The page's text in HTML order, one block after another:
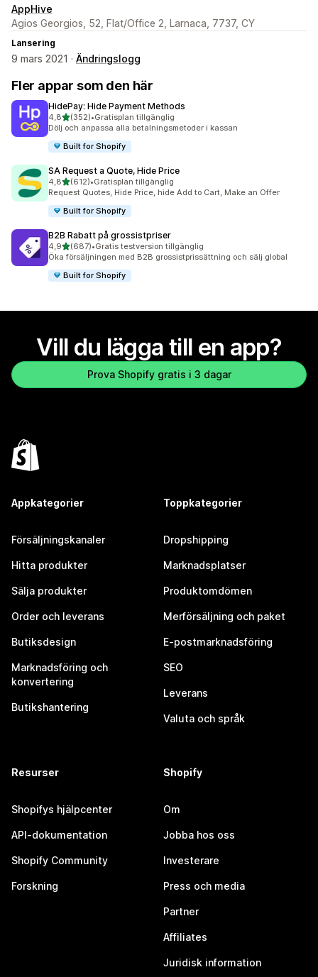
AppHive
Agios Georgios, 52, Flat/Office 2, Larnaca, 7737, CY
Lansering
9 mars 2021 · Ändringslogg
Fler appar som den här
HidePay: Hide Payment Methods
4,8av 5 stjärnor
(352)
352 recensioner totalt
•Gratisplan tillgänglig
Dölj och anpassa alla betalningsmetoder i kassan
Built for Shopify
SA Request a Quote, Hide Price
4,8av 5 stjärnor
(612)
612 recensioner totalt
•Gratisplan tillgänglig
Request Quotes, Hide Price, hide Add to Cart, Make an Offer
Built for Shopify
B2B Rabatt på grossistpriser
4,9av 5 stjärnor
(687)
687 recensioner totalt
•Gratis testversion tillgänglig
Öka försäljningen med B2B grossistprissättning och sälj global
Built for Shopify
Vill du lägga till en app?
Prova Shopify gratis i 3 dagar
Appkategorier
Försäljningskanaler
Hitta produkter
Sälja produkter
Order och leverans
Butiksdesign
Marknadsföring och
konvertering
Butikshantering
Toppkategorier
Dropshipping
Marknadsplatser
Produktomdömen
Merförsäljning och paket
E-postmarknadsföring
SEO
Leverans
Valuta och språk
Resurser
Shopifys hjälpcenter
API-dokumentation
Shopify Community
Forskning
Shopify
Om
Jobba hos oss
Investerare
Press och media
Partner
Affiliates
Juridisk information